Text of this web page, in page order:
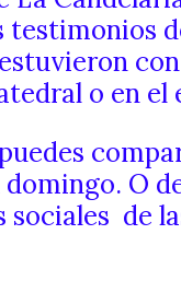
testimonios
o en el
O
sociales de